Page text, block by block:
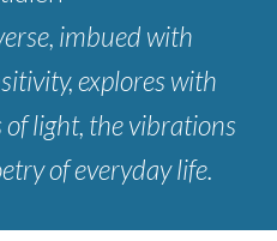
imbued with
explores with
light, the vibrations
of everyday life.